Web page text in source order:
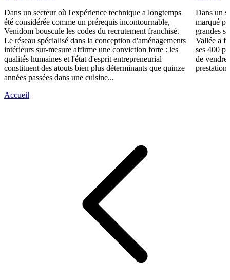
Dans un secteur où l'expérience technique a longtemps
été considérée comme un prérequis incontournable,
Venidom bouscule les codes du recrutement franchisé.
Le réseau spécialisé dans la conception d'aménagements
intérieurs sur-mesure affirme une conviction forte : les
qualités humaines et l'état d'esprit entrepreneurial
constituent des atouts bien plus déterminants que quinze
années passées dans une cuisine...
Dans un
marqué
grandes
Vallée a
ses 400
de vendre
Accueil